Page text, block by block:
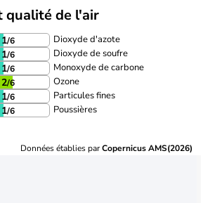
qualité de l'air
1/6 Dioxyde d'azote
1/6 Dioxyde de soufre
1/6 Monoxyde de carbone
2/6 Ozone
1/6 Particules fines
1/6 Poussières
Données établies parCopernicus AMS(2026)